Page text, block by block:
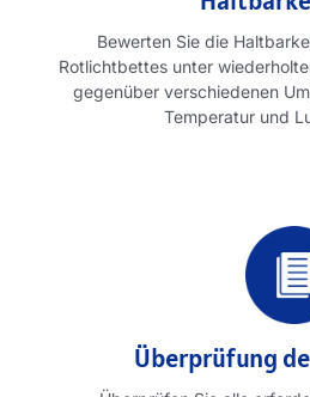
Bewerten Sie die
Rotlichtbettes unter
gegenüber verschiedenen
Temperatur und
Überprüfung